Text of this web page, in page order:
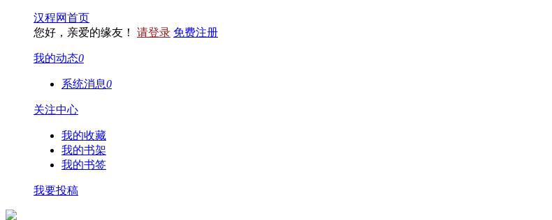
汉程网首页
您好，亲爱的缘友！ 请登录 免费注册
我的动态0
系统消息0
关注中心
我的收藏
我的书架
我的书签
我要投稿